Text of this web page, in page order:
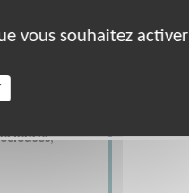
,
vous souhaitez activer